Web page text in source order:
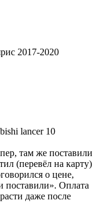
2017-2020
lancer 10
там же поставили
(перевёл на карту)
о цене,
поставили». Оплата
даже после